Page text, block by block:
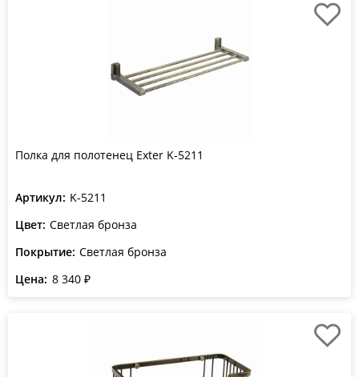
Полка для полотенец Exter K-5211
Артикул: K-5211
Цвет: Светлая бронза
Покрытие: Светлая бронза
Цена: 8 340 ₽